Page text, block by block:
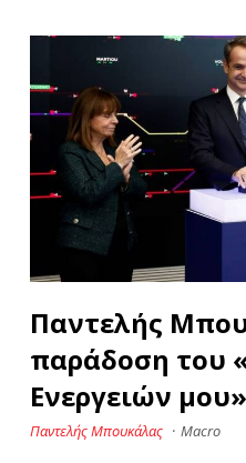
Παντελής
παράδοση του
Ενεργειών μου»
Παντελής Μπουκάλας · Macro